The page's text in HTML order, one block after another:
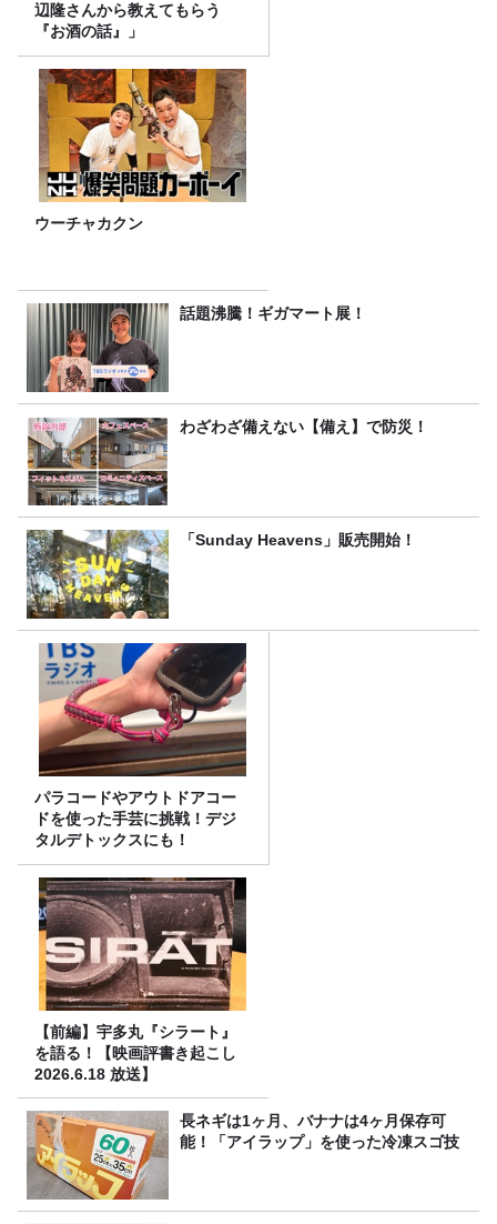
辺隆さんから教えてもらう
『お酒の話』」
ウーチャカクン
話題沸騰！ギガマート展！
わざわざ備えない【備え】で防災！
「Sunday Heavens」販売開始！
パラコードやアウトドアコー
ドを使った手芸に挑戦！デジ
タルデトックスにも！
【前編】宇多丸『シラート』
を語る！【映画評書き起こし
2026.6.18 放送】
長ネギは1ヶ月、バナナは4ヶ月保存可
能！「アイラップ」を使った冷凍スゴ技